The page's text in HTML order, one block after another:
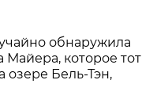
обнаружила
Майера, которое тот
озере Бель-Тэн,